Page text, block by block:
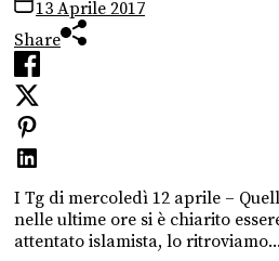
13 Aprile 2017
Share
I Tg di mercoledì 12 aprile –
nelle ultime ore si è chiarito
attentato islamista, lo ritroviamo...